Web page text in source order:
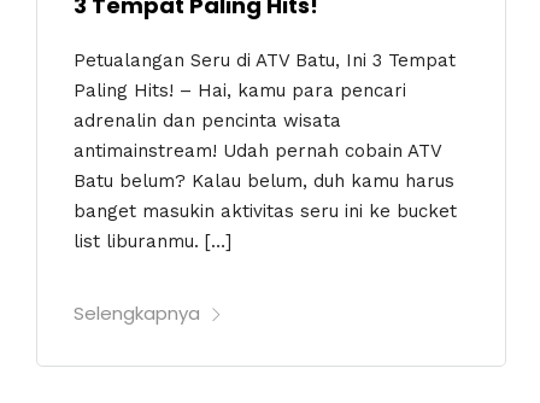
Petualangan Seru di ATV Batu, Ini 3 Tempat
Paling Hits! – Hai, kamu para pencari
adrenalin dan pencinta wisata
antimainstream! Udah pernah cobain ATV
Batu belum? Kalau belum, duh kamu harus
banget masukin aktivitas seru ini ke bucket
list liburanmu. […]
Selengkapnya